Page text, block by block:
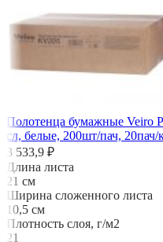
Полотенца бумажные Veiro
сл, белые, 200шт/пач,
3 533,9 ₽
Длина листа
21 см
Ширина сложенного листа
10,5 см
Плотность слоя, г/м2
21